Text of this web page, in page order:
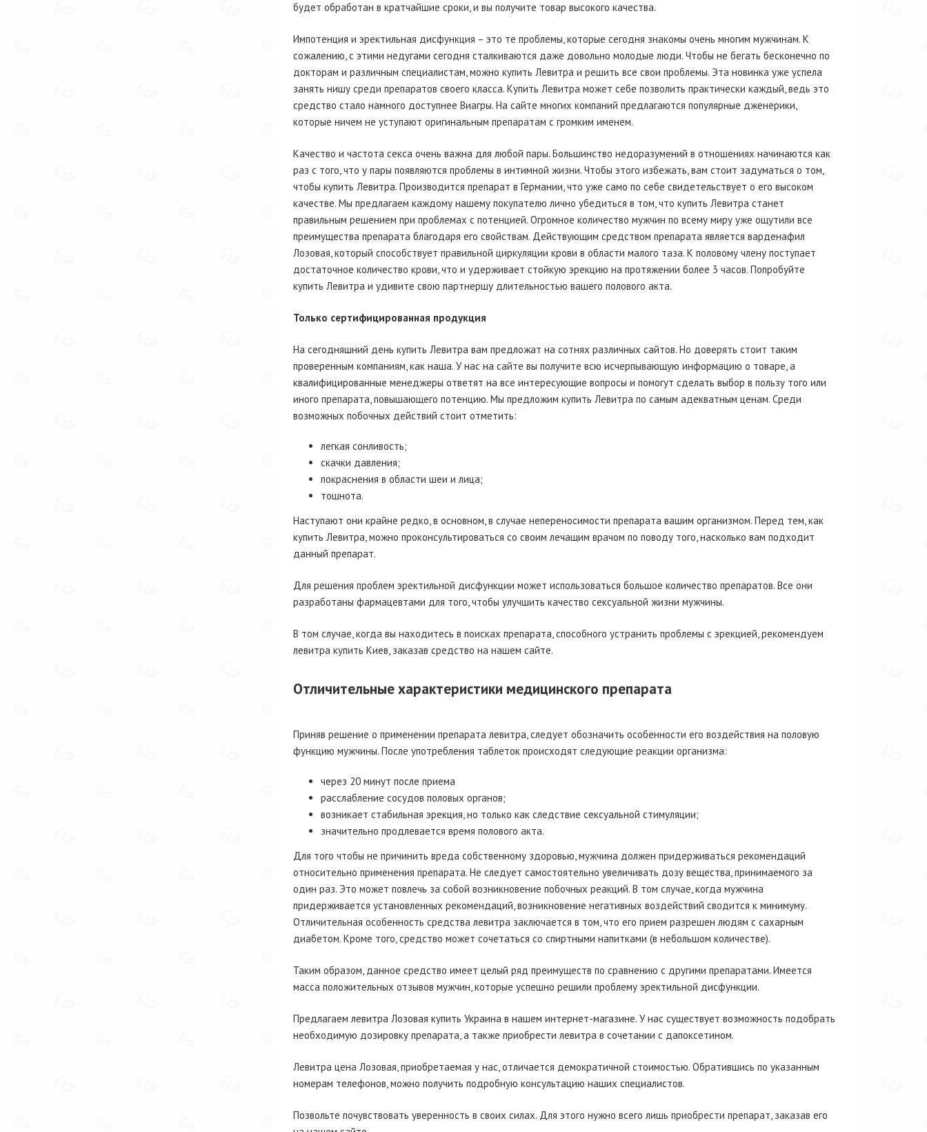
будет обработан в кратчайшие сроки, и вы получите товар высокого качества.
Импотенция и эректильная дисфункция – это те проблемы, которые сегодня знакомы очень многим мужчинам. К
сожалению, с этими недугами сегодня сталкиваются даже довольно молодые люди. Чтобы не бегать бесконечно по
докторам и различным специалистам, можно купить Левитра и решить все свои проблемы. Эта новинка уже успела
занять нишу среди препаратов своего класса. Купить Левитра может себе позволить практически каждый, ведь это
средство стало намного доступнее Виагры. На сайте многих компаний предлагаются популярные дженерики,
которые ничем не уступают оригинальным препаратам с громким именем.
Качество и частота секса очень важна для любой пары. Большинство недоразумений в отношениях начинаются как
раз с того, что у пары появляются проблемы в интимной жизни. Чтобы этого избежать, вам стоит задуматься о том,
чтобы купить Левитра. Производится препарат в Германии, что уже само по себе свидетельствует о его высоком
качестве. Мы предлагаем каждому нашему покупателю лично убедиться в том, что купить Левитра станет
правильным решением при проблемах с потенцией. Огромное количество мужчин по всему миру уже ощутили все
преимущества препарата благодаря его свойствам. Действующим средством препарата является варденафил
Лозовая, который способствует правильной циркуляции крови в области малого таза. К половому члену поступает
достаточное количество крови, что и удерживает стойкую эрекцию на протяжении более 3 часов. Попробуйте
купить Левитра и удивите свою партнершу длительностью вашего полового акта.
Только сертифицированная продукция
На сегодняшний день купить Левитра вам предложат на сотнях различных сайтов. Но доверять стоит таким
проверенным компаниям, как наша. У нас на сайте вы получите всю исчерпывающую информацию о товаре, а
квалифицированные менеджеры ответят на все интересующие вопросы и помогут сделать выбор в пользу того или
иного препарата, повышающего потенцию. Мы предложим купить Левитра по самым адекватным ценам. Среди
возможных побочных действий стоит отметить:
легкая сонливость;
скачки давления;
покраснения в области шеи и лица;
тошнота.
Наступают они крайне редко, в основном, в случае непереносимости препарата вашим организмом. Перед тем, как
купить Левитра, можно проконсультироваться со своим лечащим врачом по поводу того, насколько вам подходит
данный препарат.
Для решения проблем эректильной дисфункции может использоваться большое количество препаратов. Все они
разработаны фармацевтами для того, чтобы улучшить качество сексуальной жизни мужчины.
В том случае, когда вы находитесь в поисках препарата, способного устранить проблемы с эрекцией, рекомендуем
левитра купить Киев, заказав средство на нашем сайте.
Отличительные характеристики медицинского препарата
Приняв решение о применении препарата левитра, следует обозначить особенности его воздействия на половую
функцию мужчины. После употребления таблеток происходят следующие реакции организма:
через 20 минут после приема
расслабление сосудов половых органов;
возникает стабильная эрекция, но только как следствие сексуальной стимуляции;
значительно продлевается время полового акта.
Для того чтобы не причинить вреда собственному здоровью, мужчина должен придерживаться рекомендаций
относительно применения препарата. Не следует самостоятельно увеличивать дозу вещества, принимаемого за
один раз. Это может повлечь за собой возникновение побочных реакций. В том случае, когда мужчина
придерживается установленных рекомендаций, возникновение негативных воздействий сводится к минимуму.
Отличительная особенность средства левитра заключается в том, что его прием разрешен людям с сахарным
диабетом. Кроме того, средство может сочетаться со спиртными напитками (в небольшом количестве).
Таким образом, данное средство имеет целый ряд преимуществ по сравнению с другими препаратами. Имеется
масса положительных отзывов мужчин, которые успешно решили проблему эректильной дисфункции.
Предлагаем левитра Лозовая купить Украина в нашем интернет-магазине. У нас существует возможность подобрать
необходимую дозировку препарата, а также приобрести левитра в сочетании с дапоксетином.
Левитра цена Лозовая, приобретаемая у нас, отличается демократичной стоимостью. Обратившись по указанным
номерам телефонов, можно получить подробную консультацию наших специалистов.
Позвольте почувствовать уверенность в своих силах. Для этого нужно всего лишь приобрести препарат, заказав его